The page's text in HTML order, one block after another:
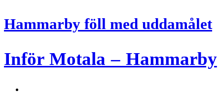
Hammarby föll med uddamålet
Inför Motala – Hammarby